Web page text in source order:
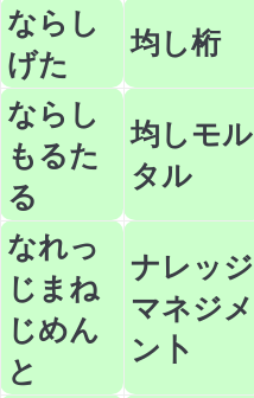
ならし
げた
均し桁
ならし
もるた
る
均しモル
タル
なれっ
じまね
じめん
と
ナレッジ
マネジメ
ン卜